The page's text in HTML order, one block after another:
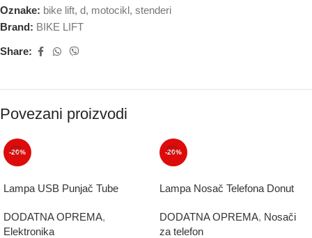
Oznake: bike lift, d, motocikl, stenderi
Brand: BIKE LIFT
Share:
Povezani proizvodi
-20%
Lampa USB Punjač Tube
DODATNA OPREMA,
Elektronika
-20%
Lampa Nosač Telefona Donut
DODATNA OPREMA, Nosači
za telefon